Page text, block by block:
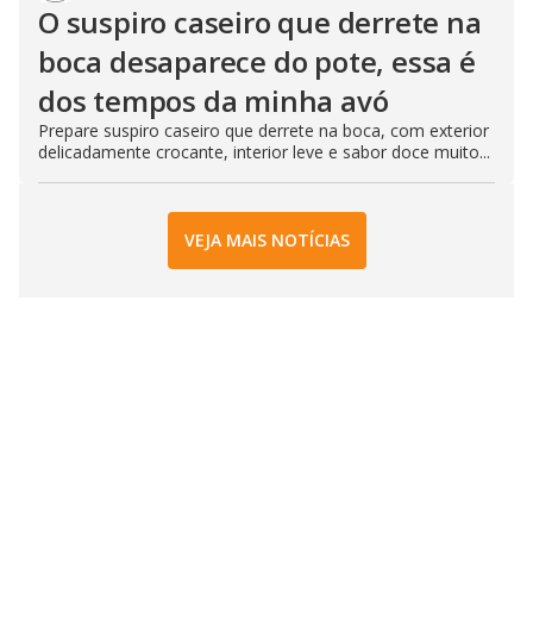
O suspiro caseiro que derrete na
boca desaparece do pote, essa é
dos tempos da minha avó
Prepare suspiro caseiro que derrete na boca, com exterior
delicadamente crocante, interior leve e sabor doce muito...
VEJA MAIS NOTÍCIAS